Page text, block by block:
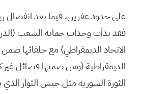
على حدود عفرين، فيما بعد انفصال
فقد بدأت وحدات حماية الشعب
الاتحاد الديمقراطي) مع حلفائها
الديمقراطية (ومن ضمنها فصائل غير
الثورة السورية مثل جيش الثوار